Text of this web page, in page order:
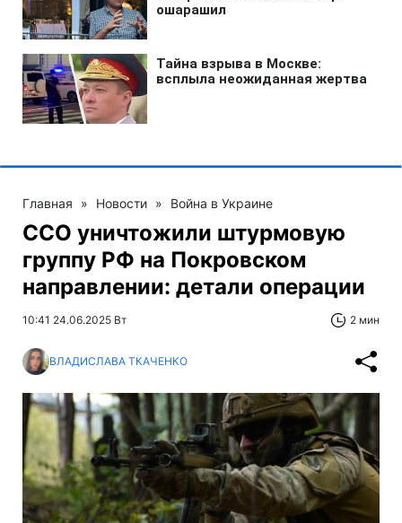
Главная » Новости » Война в Украине
ССО уничтожили штурмовую
группу РФ на Покровском
направлении: детали операции
10:41 24.06.2025 Вт 2 мин
ВЛАДИСЛАВА ТКАЧЕНКО